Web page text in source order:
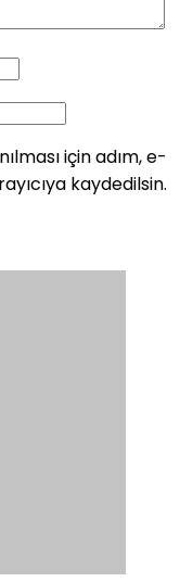
için adım, e-
kaydedilsin.